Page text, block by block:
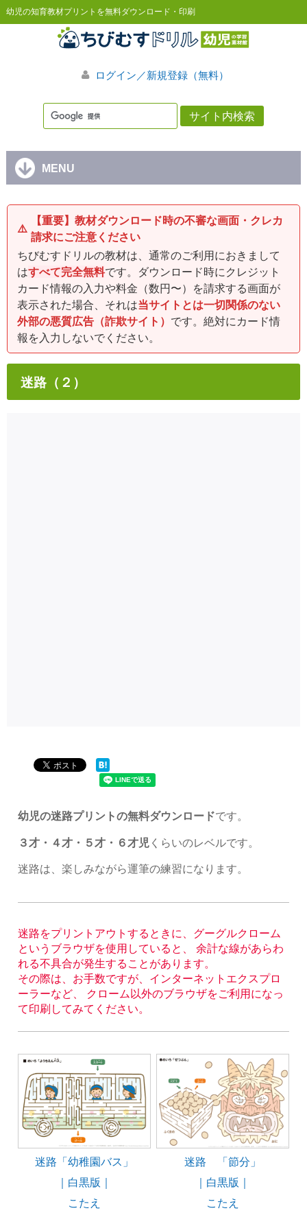
幼児の知育教材プリントを無料ダウンロード・印刷
ログイン／新規登録（無料）
MENU
⚠️
【重要】教材ダウンロード時の不審な画面・クレカ
請求にご注意ください
ちびむすドリルの教材は、通常のご利用におきまして
はすべて完全無料です。ダウンロード時にクレジット
カード情報の入力や料金（数円〜）を請求する画面が
表示された場合、それは当サイトとは一切関係のない
外部の悪質広告（詐欺サイト） です。絶対にカード情
報を入力しないでください。
迷路（２）
幼児の迷路プリントの無料ダウンロードです。
３才・４才・５才・６才児 くらいのレベルです。
迷路は、楽しみながら運筆の練習になります。
迷路をプリントアウトするときに、グーグルクローム
というブラウザを使用していると、 余計な線があらわ
れる不具合が発生することがあります。
その際は、お手数ですが、インターネットエクスプロ
ーラーなど、 クローム以外のブラウザをご利用になっ
て印刷してみてください。
迷路「幼稚園バス」
｜白黒版｜
こたえ
迷路 「節分」
｜白黒版｜
こたえ